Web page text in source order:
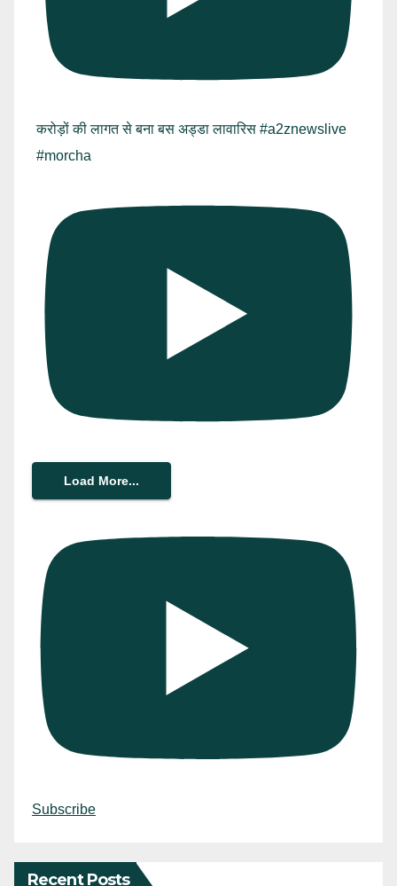
करोड़ों की लागत से बना बस अड्डा लावारिस #a2znewslive
#morcha
Load More...
Subscribe
Recent Posts